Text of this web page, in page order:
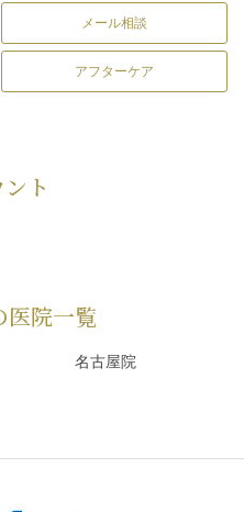
メール相談
アフターケア
ト
医院一覧
名古屋院